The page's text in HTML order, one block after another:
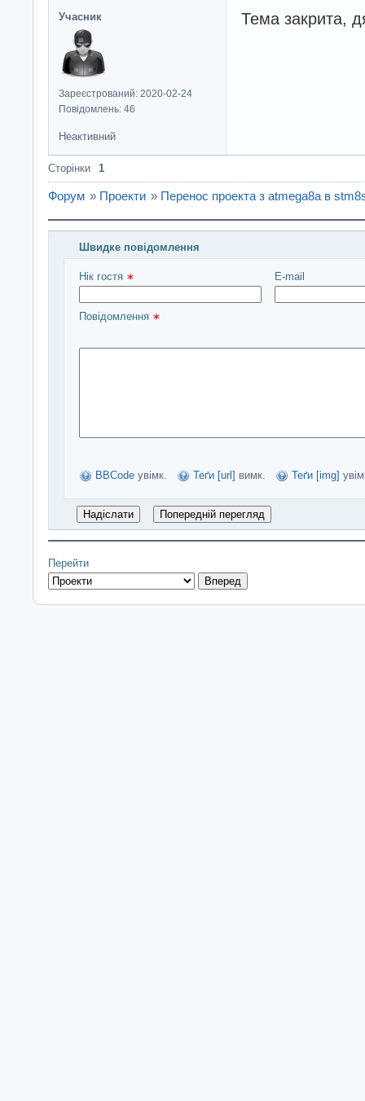
Учасник
Зареєстрований: 2020-02-24
Повідомлень: 46
Тема закрита,
Неактивний
Сторінки 1
Форум » Проекти » Перенос проекта з atmega8a в
Швидке повідомлення
Введіть повідомлення і натисніть Надіслати
Нік гостя E-mail
Повідомлення
BBCode увімк. Теґи [url] вимк. Теґи [img]
Перейти